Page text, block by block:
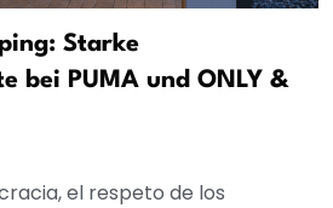
Starke
bei PUMA und ONLY &
el respeto de los